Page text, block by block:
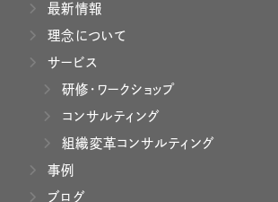
最新情報
理念について
サービス
研修・ワークショップ
コンサルティング
組織変革コンサルティング
事例
ブログ